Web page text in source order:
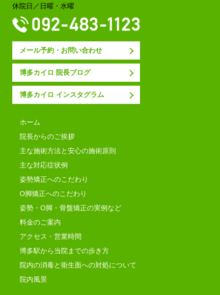
休院日／日曜・水曜
メール予約・お問い合わせ
博多カイロ 院長ブログ
博多カイロ インスタグラム
ホーム
院長からのご挨拶
主な施術方法と安心の施術原則
主な対応症状例
姿勢矯正へのこだわり
O脚矯正へのこだわり
姿勢・O脚・骨盤矯正の実例など
料金のご案内
アクセス・営業時間
博多駅から当院までの歩き方
院内の消毒と衛生面への対処について
院内風景